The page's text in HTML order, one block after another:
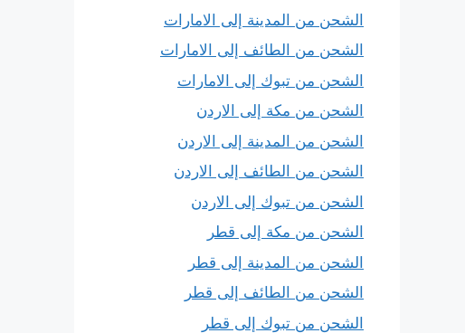
الشحن من المدينة إلى الامارات
الشحن من الطائف إلى الامارات
الشحن من تبوك إلى الامارات
الشحن من مكة إلى الاردن
الشحن من المدينة إلى الاردن
الشحن من الطائف إلى الاردن
الشحن من تبوك إلى الاردن
الشحن من مكة إلى قطر
الشحن من المدينة إلى قطر
الشحن من الطائف إلى قطر
الشحن من تبوك إلى قطر